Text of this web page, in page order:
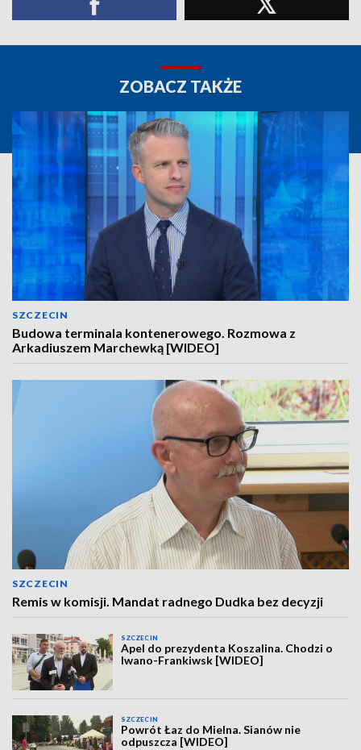
ZOBACZ TAKŻE
SZCZECIN
Budowa terminala kontenerowego. Rozmowa z
Arkadiuszem Marchewką [WIDEO]
SZCZECIN
Remis w komisji. Mandat radnego Dudka bez decyzji
SZCZECIN
Apel do prezydenta Koszalina. Chodzi o
Iwano-Frankiwsk [WIDEO]
SZCZECIN
Powrót Łaz do Mielna. Sianów nie
odpuszcza [WIDEO]